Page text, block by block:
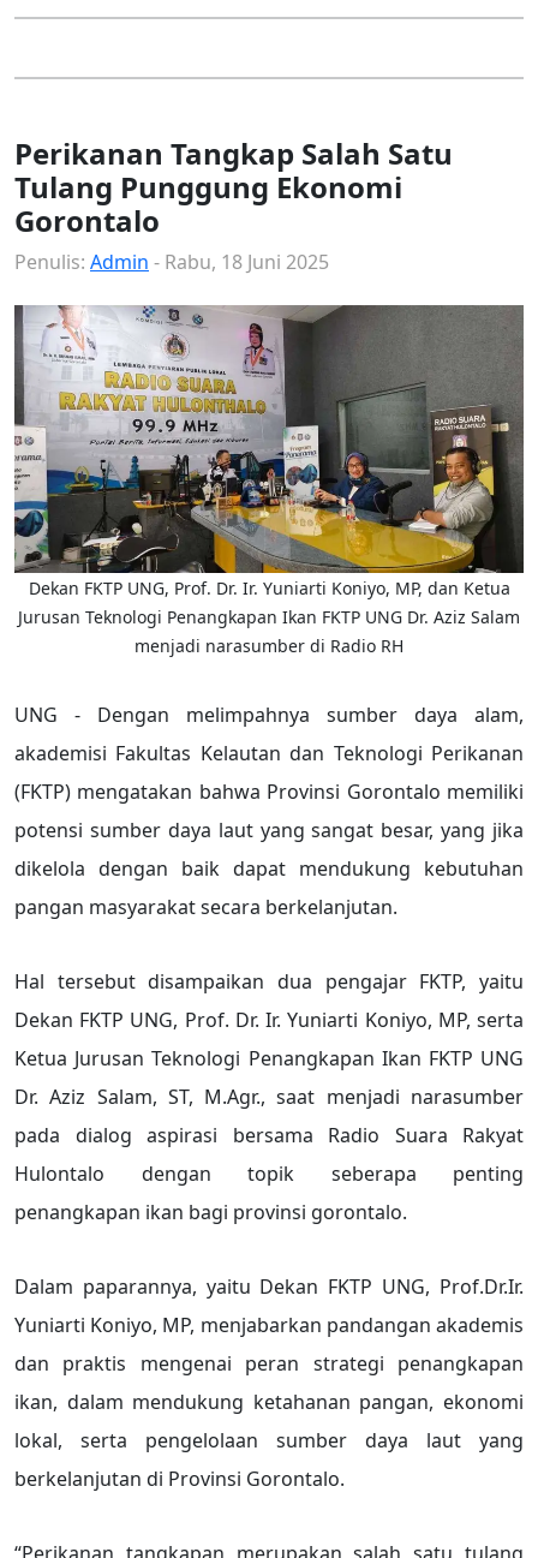
Perikanan Tangkap Salah Satu
Tulang Punggung Ekonomi
Gorontalo
Penulis: Admin - Rabu, 18 Juni 2025
Dekan FKTP UNG, Prof. Dr. Ir. Yuniarti Koniyo, MP, dan Ketua
Jurusan Teknologi Penangkapan Ikan FKTP UNG Dr. Aziz Salam
menjadi narasumber di Radio RH
UNG - Dengan melimpahnya sumber daya alam,
akademisi Fakultas Kelautan dan Teknologi Perikanan
(FKTP) mengatakan bahwa Provinsi Gorontalo memiliki
potensi sumber daya laut yang sangat besar, yang jika
dikelola dengan baik dapat mendukung kebutuhan
pangan masyarakat secara berkelanjutan.
Hal tersebut disampaikan dua pengajar FKTP, yaitu
Dekan FKTP UNG, Prof. Dr. Ir. Yuniarti Koniyo, MP, serta
Ketua Jurusan Teknologi Penangkapan Ikan FKTP UNG
Dr. Aziz Salam, ST, M.Agr., saat menjadi narasumber
pada dialog aspirasi bersama Radio Suara Rakyat
Hulontalo dengan topik seberapa penting
penangkapan ikan bagi provinsi gorontalo.
Dalam paparannya, yaitu Dekan FKTP UNG, Prof.Dr.Ir.
Yuniarti Koniyo, MP, menjabarkan pandangan akademis
dan praktis mengenai peran strategi penangkapan
ikan, dalam mendukung ketahanan pangan, ekonomi
lokal, serta pengelolaan sumber daya laut yang
berkelanjutan di Provinsi Gorontalo.